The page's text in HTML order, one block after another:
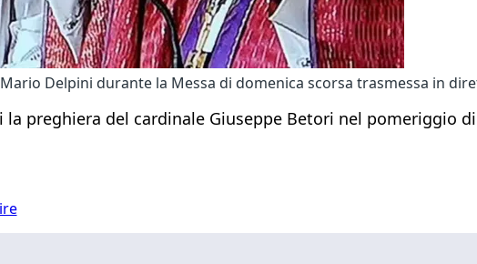
Delpini durante la Messa di domenica scorsa trasmessa in
la preghiera del cardinale Giuseppe Betori nel pomeriggio